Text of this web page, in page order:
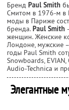
Бренд Paul Smith
Смитом в 1976-м в
моды в Париже
бренда.Paul Smith
женщин. Женские
Лондоне, мужские
годы Paul Smith
Snowboards,
Audio-Technica и
Элегантные